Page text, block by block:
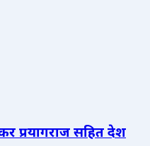
प्रयागराज सहित देश